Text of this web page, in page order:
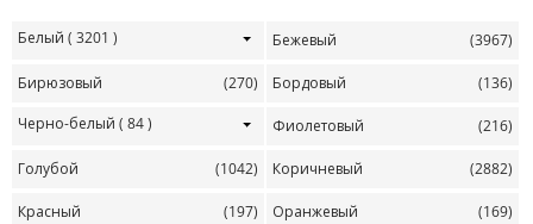
Белый ( 3201 ) Бежевый (3967)
Бирюзовый (270) Бордовый
(136)
Черно-белый ( 84 ) Фиолетовый (216)
Голубой (1042) Коричневый (2882)
Красный (197) Оранжевый (169)